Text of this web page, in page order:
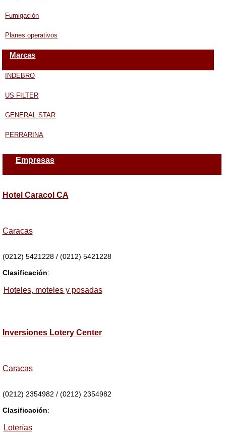
Fumigación
Planes operativos
Marcas
INDEBRO
US FILTER
GENERAL STAR
PERRARINA
Empresas
Hotel Caracol CA
Caracas
(0212) 5421228 / (0212) 5421228
Clasificación:
Hoteles, moteles y posadas
Inversiones Lotery Center
Caracas
(0212) 2354982 / (0212) 2354982
Clasificación:
Loterías